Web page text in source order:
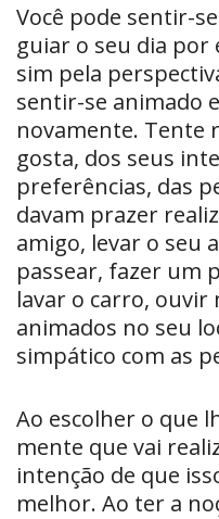
Você pode sentir-
guiar o seu dia por
sim pela
sentir-se animado
novamente. Tente
gosta, dos seus
preferências, das
davam prazer
amigo, levar o seu
passear, fazer um
lavar o carro, ouvir
animados no seu
simpático com as
Ao escolher o que
mente que vai
intenção de que
melhor. Ao ter a